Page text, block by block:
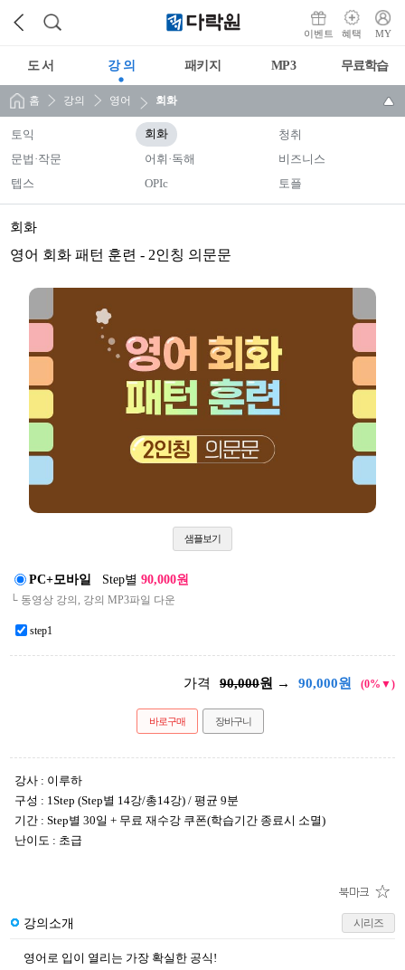
이벤트 혜택 MY
도 서 강 의 패키지 MP3 무료학습
홈 강의 영어 회화
토익 회화
청취
문법·작문
어휘·독해
비즈니스
텝스
OPIc 토플
회화
영어 회화 패턴 훈련 - 2인칭 의문문
샘플보기
PC+모바일 Step별 90,000원
└ 동영상 강의, 강의 MP3파일 다운
step1
가격 90,000원 → 90,000원 (0%▼)
바로구매 장바구니
강사 : 이루하
구성 : 1Step (Step별 14강/총14강) / 평균 9분
기간 : Step별 30일 + 무료 재수강 쿠폰(학습기간 종료시 소멸)
난이도 : 초급
강의소개 시리즈
영어로 입이 열리는 가장 확실한 공식!